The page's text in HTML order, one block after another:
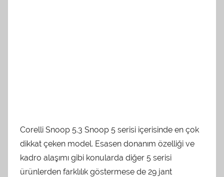
Corelli Snoop 5.3 Snoop 5 serisi içerisinde en çok
dikkat çeken model. Esasen donanım özelliği ve
kadro alaşımı gibi konularda diğer 5 serisi
ürünlerden farklılık göstermese de 29 jant